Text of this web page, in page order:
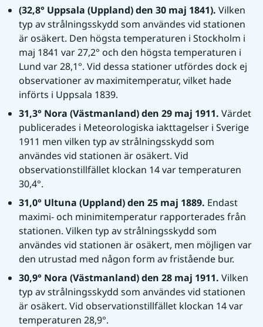
(32,8° Uppsala (Uppland) den 30 maj 1841). Vilken
typ av strålningsskydd som användes vid stationen
är osäkert. Den högsta temperaturen i Stockholm i
maj 1841 var 27,2° och den högsta temperaturen i
Lund var 28,1°. Vid dessa stationer utfördes dock ej
observationer av maximitemperatur, vilket hade
införts i Uppsala 1839.
31,3° Nora (Västmanland) den 29 maj 1911. Värdet
publicerades i Meteorologiska iakttagelser i Sverige
1911 men vilken typ av strålningsskydd som
användes vid stationen är osäkert. Vid
observationstillfället klockan 14 var temperaturen
30,4°.
31,0° Ultuna (Uppland) den 25 maj 1889. Endast
maximi- och minimitemperatur rapporterades från
stationen. Vilken typ av strålningsskydd som
användes vid stationen är osäkert, men möjligen var
den utrustad med någon form av fristående bur.
30,9° Nora (Västmanland) den 28 maj 1911. Vilken
typ av strålningsskydd som användes vid stationen
är osäkert. Vid observationstillfället klockan 14 var
temperaturen 28,9°.